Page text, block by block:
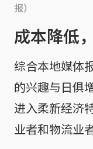
报）
成本降低
综合本地媒体
的兴趣与日俱
进入柔新经济
业者和物流业